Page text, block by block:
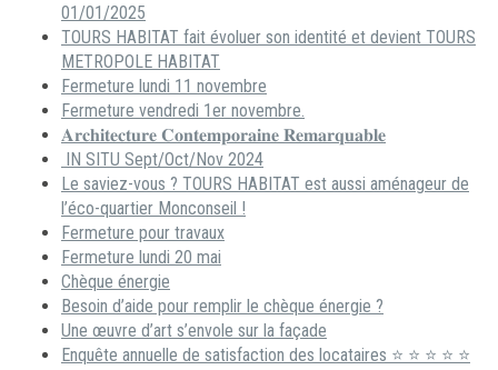
01/01/2025
TOURS HABITAT fait évoluer son identité et devient TOURS
METROPOLE HABITAT
Fermeture lundi 11 novembre
Fermeture vendredi 1er novembre.
𝐀𝐫𝐜𝐡𝐢𝐭𝐞𝐜𝐭𝐮𝐫𝐞 𝐂𝐨𝐧𝐭𝐞𝐦𝐩𝐨𝐫𝐚𝐢𝐧𝐞 𝐑𝐞𝐦𝐚𝐫𝐪𝐮𝐚𝐛𝐥𝐞
IN SITU Sept/Oct/Nov 2024
Le saviez-vous ? TOURS HABITAT est aussi aménageur de
l’éco-quartier Monconseil !
Fermeture pour travaux
Fermeture lundi 20 mai
Chèque énergie
Besoin d’aide pour remplir le chèque énergie ?
Une œuvre d’art s’envole sur la façade
Enquête annuelle de satisfaction des locataires ⭐ ⭐ ⭐ ⭐ ⭐